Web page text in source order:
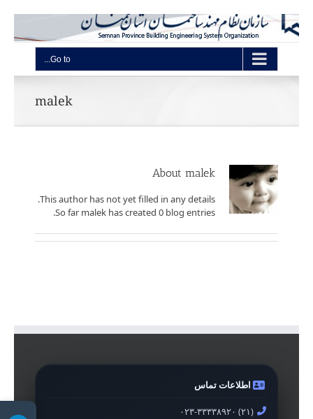
Go to...
malek
Aboutmalek
This author has not yet filled in any details.
So far malek has created 0 blog entries.
اطلاعات تماس
۰۲۳-۳۳۳۳۸۹۲۰ (۲۱)